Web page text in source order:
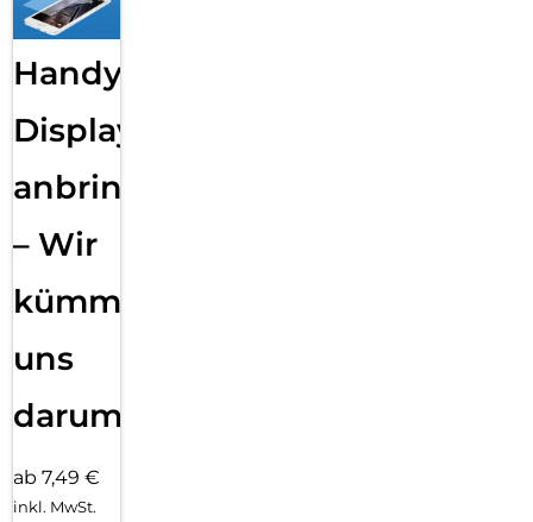
Handy
Displayfolie
anbringen
– Wir
kümmern
uns
darum!
ab 7,49 €
inkl. MwSt.